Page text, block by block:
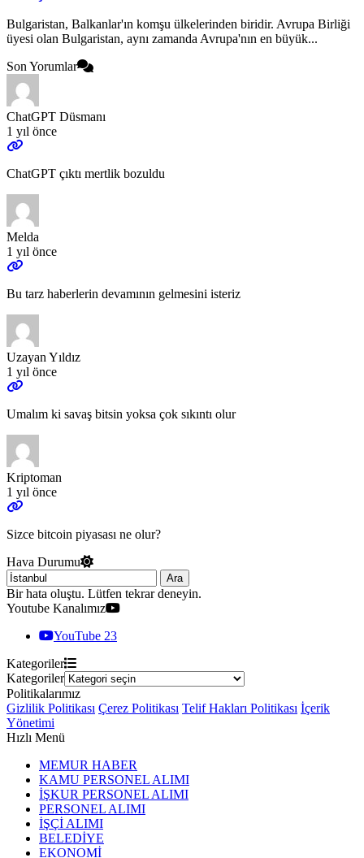
Bulgaristan, Balkanlar'ın komşu ülkelerinden biridir. Avrupa Birliği
üyesi olan Bulgaristan, aynı zamanda Avrupa'nın en büyük...
Son Yorumlar
ChatGPT Düsmanı
1 yıl önce
ChatGPT çıktı mertlik bozuldu
Melda
1 yıl önce
Bu tarz haberlerin devamının gelmesini isteriz
Uzayan Yıldız
1 yıl önce
Umalım ki savaş bitsin yoksa çok sıkıntı olur
Kriptoman
1 yıl önce
Sizce bitcoin piyasası ne olur?
Hava Durumu
Ara
Bir hata oluştu. Lütfen tekrar deneyin.
Youtube Kanalımız
YouTube 23
Kategoriler
Kategoriler
Politikalarımız
Gizlilik Politikası Çerez Politikası Telif Hakları Politikası İçerik
Yönetimi
Hızlı Menü
MEMUR HABER
KAMU PERSONEL ALIMI
İŞKUR PERSONEL ALIMI
PERSONEL ALIMI
İŞÇİ ALIMI
BELEDİYE
EKONOMİ